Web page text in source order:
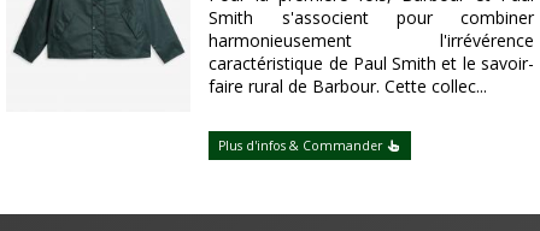
Smith s'associent pour combiner
harmonieusement l'irrévérence
caractéristique de Paul Smith et le savoir-
faire rural de Barbour. Cette collec...
Plus d'infos & Commander